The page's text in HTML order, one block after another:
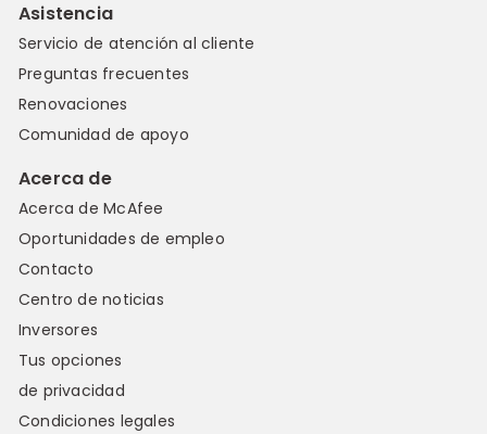
Asistencia
Servicio de atención al cliente
Preguntas frecuentes
Renovaciones
Comunidad de apoyo
Acerca de
Acerca de McAfee
Oportunidades de empleo
Contacto
Centro de noticias
Inversores
Tus opciones
de privacidad
Condiciones legales